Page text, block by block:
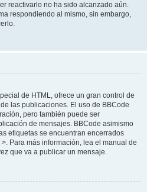
reactivarlo no ha sido alcanzado aún.
respondiendo al mismo, sin embargo,
de HTML, ofrece un gran control de
las publicaciones. El uso de BBCode
pero también puede ser
de mensajes. BBCode asimismo
etiquetas se encuentran encerrados
Para más información, lea el manual de
que va a publicar un mensaje.